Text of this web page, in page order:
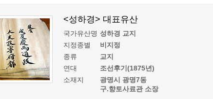
<성하경> 대표유산
국가유산명 성하경 교지
지정종별
비지정
종류
교지
연대
조선후기(1875년)
소재지
광명시 광명7동
구.향토사료관 소장